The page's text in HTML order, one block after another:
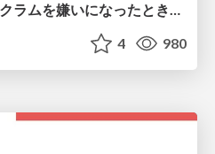
スクラム2年生の私がスクラムを嫌いになったときに考えたこと / What I thought when I hated Scrum
4 980